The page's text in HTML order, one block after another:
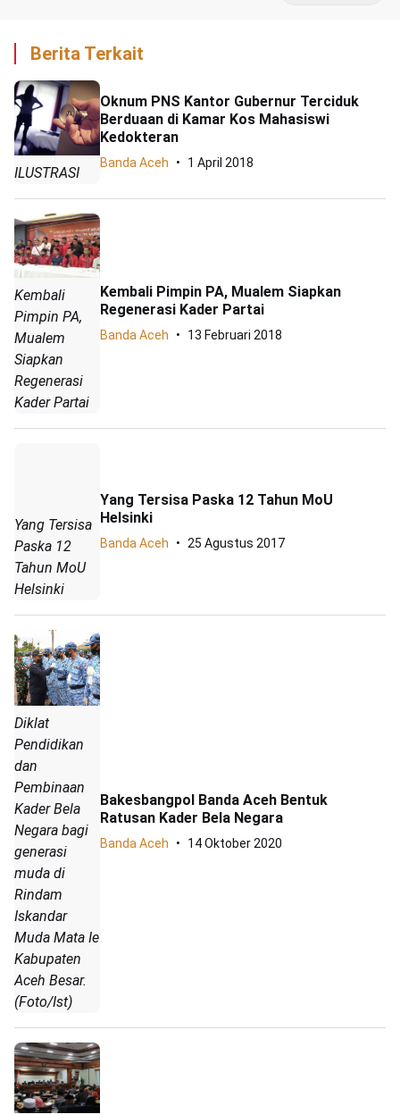
Berita Terkait
ILUSTRASI
Oknum PNS Kantor Gubernur Terciduk
Berduaan di Kamar Kos Mahasiswi
Kedokteran
Banda Aceh 1 April 2018
Kembali
Pimpin PA,
Mualem
Siapkan
Regenerasi
Kader Partai
Kembali Pimpin PA, Mualem Siapkan
Regenerasi Kader Partai
Banda Aceh 13 Februari 2018
Yang Tersisa
Paska 12
Tahun MoU
Helsinki
Yang Tersisa Paska 12 Tahun MoU
Helsinki
Banda Aceh 25 Agustus 2017
Diklat
Pendidikan
dan
Pembinaan
Kader Bela
Negara bagi
generasi
muda di
Rindam
Iskandar
Muda Mata Ie
Kabupaten
Aceh Besar.
(Foto/Ist)
Bakesbangpol Banda Aceh Bentuk
Ratusan Kader Bela Negara
Banda Aceh 14 Oktober 2020